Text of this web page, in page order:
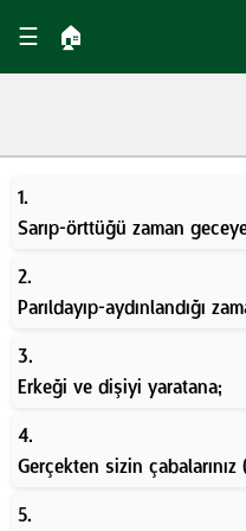
☰ 🏠
1.
Sarıp-örttüğü zaman
2.
Parıldayıp-aydınlandığı
3.
Erkeği ve dişiyi yaratana;
4.
Gerçekten sizin
5.